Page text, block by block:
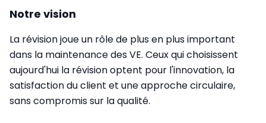
Notre vision
La révision joue un rôle de plus en plus important
dans la maintenance des VE. Ceux qui choisissent
aujourd'hui la révision optent pour l'innovation, la
satisfaction du client et une approche circulaire,
sans compromis sur la qualité.